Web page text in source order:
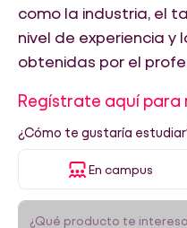
como la industria, el
nivel de experiencia y
obtenidas por el
Regístrate aquí para
¿Cómo te gustaría
En campus